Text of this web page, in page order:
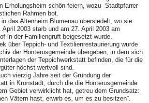
Erholungsheim schön feiern, wozu Stadtpfarrer
Rahmen bot.
in das Altenheim Blumenau übersiedelt, wo sie
2003 starb und am 27. April 2003 am
in der Familiengruft beigesetzt wurde.
über Teppich- und Textilienrestaurierung wurde
der Honterusgemeinde übergeben, in dem sich
der Teppichwerkstatt befinden, die für die
höchst wertvoll sind.
vierzig Jahre seit der Gründung der
in Kronstadt, durch die die Honterusgemeinde
Gebiet verwirklicht hat, getreu dem Grundsatz:
Vätern hast, erwirb es, um es zu besitzen”.